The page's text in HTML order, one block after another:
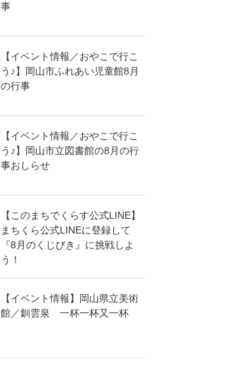
事
【イベント情報／おやこで行こ
う♪】岡山市ふれあい児童館8月
の行事
【イベント情報／おやこで行こ
う♪】岡山市立図書館の8月の行
事おしらせ
【このまちでくらす公式LINE】
まちくら公式LINEに登録して
『8月のくじびき』に挑戦しよ
う！
【イベント情報】岡山県立美術
館／釧雲泉 一杯一杯又一杯